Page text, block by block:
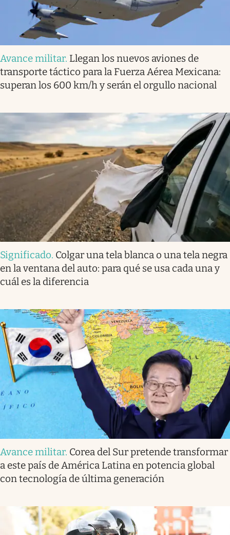
Avance militar. Llegan los nuevos aviones de
transporte táctico para la Fuerza Aérea Mexicana:
superan los 600 km/h y serán el orgullo nacional
Significado. Colgar una tela blanca o una tela negra
en la ventana del auto: para qué se usa cada una y
cuál es la diferencia
Avance militar. Corea del Sur pretende transformar
a este país de América Latina en potencia global
con tecnología de última generación